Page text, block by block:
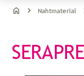
Nahtmaterial